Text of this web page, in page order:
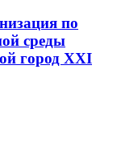
по
среды
город XXI